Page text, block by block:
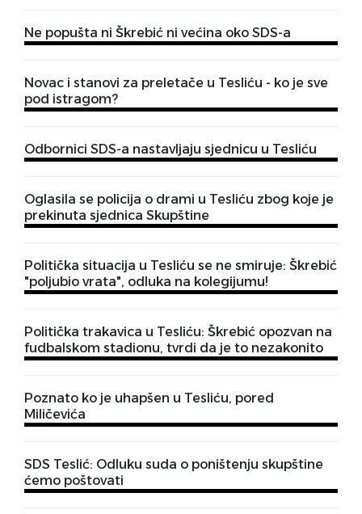
Ne popušta ni Škrebić ni većina oko SDS-a
Novac i stanovi za preletače u Tesliću - ko je sve
pod istragom?
Odbornici SDS-a nastavljaju sjednicu u Tesliću
Oglasila se policija o drami u Tesliću zbog koje je
prekinuta sjednica Skupštine
Politička situacija u Tesliću se ne smiruje: Škrebić
"poljubio vrata", odluka na kolegijumu!
Politička trakavica u Tesliću: Škrebić opozvan na
fudbalskom stadionu, tvrdi da je to nezakonito
Poznato ko je uhapšen u Tesliću, pored
Miličevića
SDS Teslić: Odluku suda o poništenju skupštine
ćemo poštovati